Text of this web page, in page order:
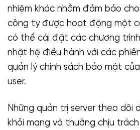
nhiệm khác nhằm đảm bảo
công ty được hoạt động một
có thể cài đặt các chương
nhật hệ điều hành với các
quản lý chính sách bảo mật
user.
Những quản trị server theo dõi
khỏi mạng và thường chịu